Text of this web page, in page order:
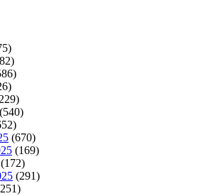
(540)
(670)
(169)
(172)
(291)